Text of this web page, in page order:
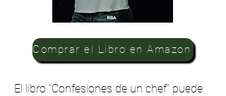
Comprar el Libro en Amazon
El libro "Confesiones de un chef" puede